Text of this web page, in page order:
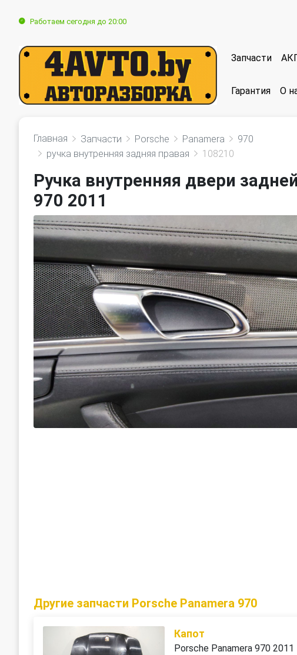
Работаем сегодня до 20:00
Запчасти
Гарантия О
Главная Запчасти Porsche Panamera
970
ручка внутренняя задняя правая
108210
Ручка внутренняя двери
970 2011
Другие запчасти Porsche Panamera 970
Капот
Porsche Panamera 970 2011